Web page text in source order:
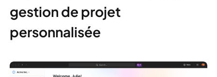
gestion de projet
personnalisée